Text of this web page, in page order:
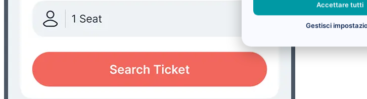
Accettare tutti
Gestisci